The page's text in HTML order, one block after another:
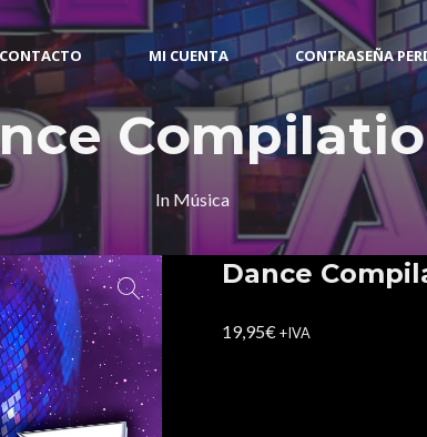
CONTACTO MI CUENTA CONTRASEÑA
In Música
Dance
19,95€+IVA